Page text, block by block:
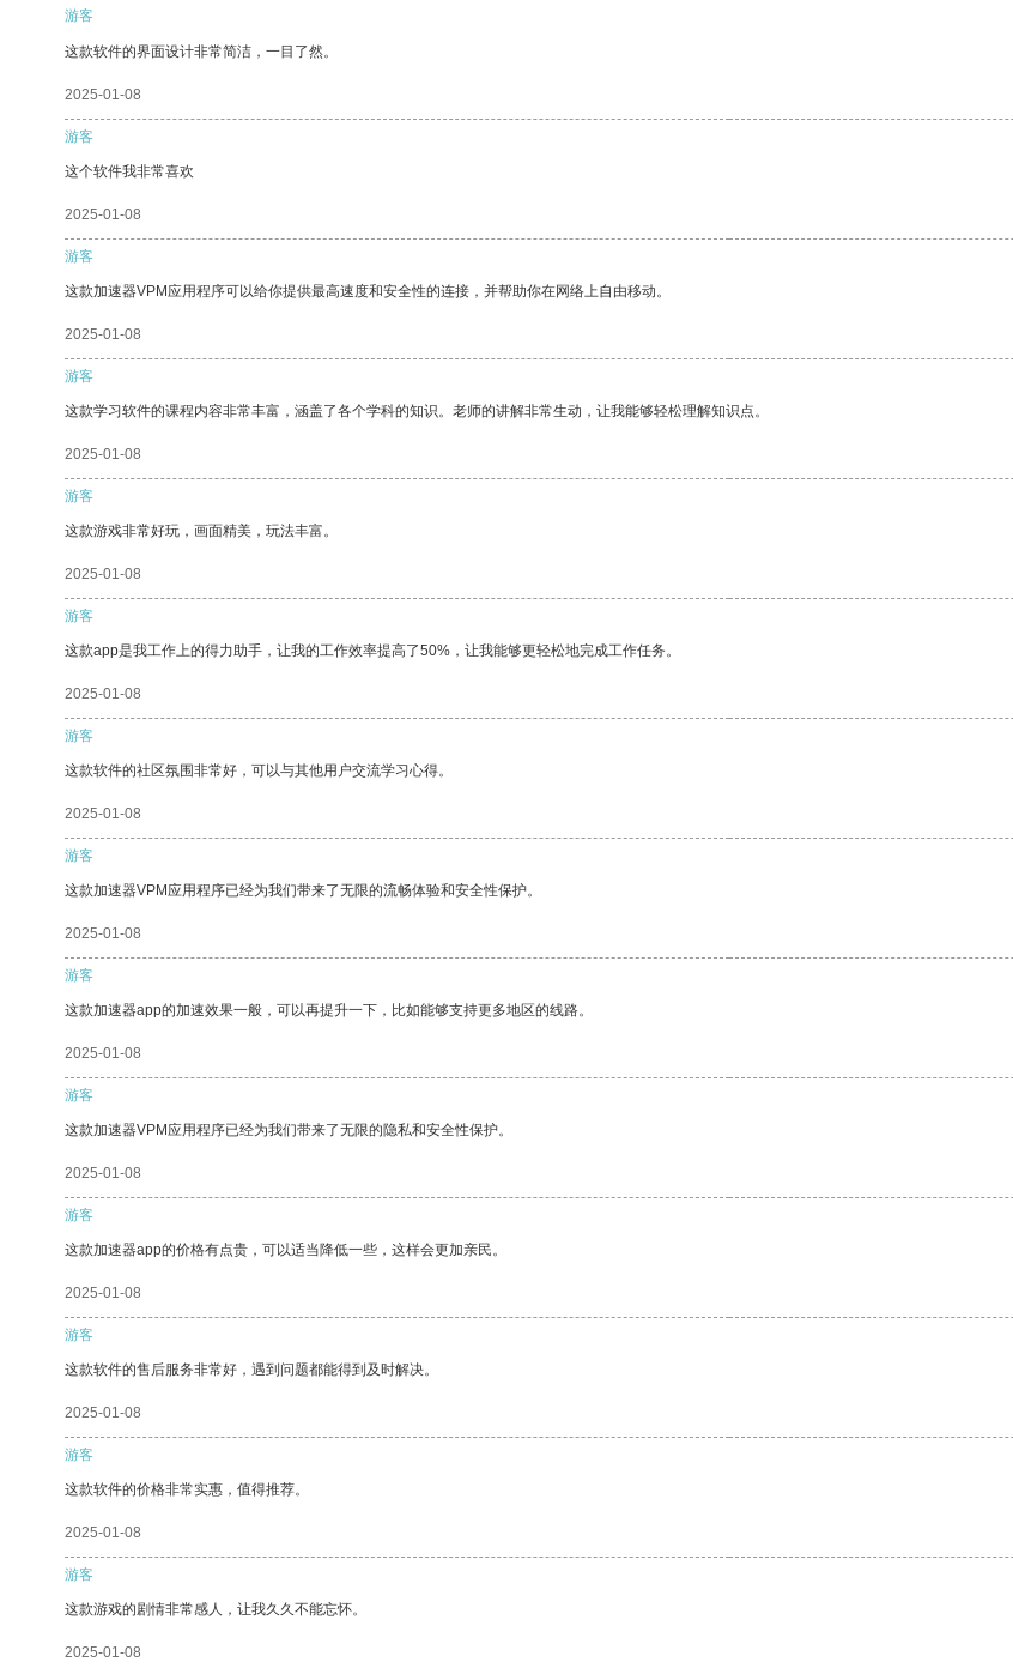
游客
这款软件的界面设计非常简洁，一目了然。
2025-01-08
游客
这个软件我非常喜欢
2025-01-08
游客
这款加速器VPM应用程序可以给你提供最高速度和安全性的连接，并帮助你在网络上自由移动。
2025-01-08
游客
这款学习软件的课程内容非常丰富，涵盖了各个学科的知识。老师的讲解非常生动，让我能够轻松理解知识点。
2025-01-08
游客
这款游戏非常好玩，画面精美，玩法丰富。
2025-01-08
游客
这款app是我工作上的得力助手，让我的工作效率提高了50%，让我能够更轻松地完成工作任务。
2025-01-08
游客
这款软件的社区氛围非常好，可以与其他用户交流学习心得。
2025-01-08
游客
这款加速器VPM应用程序已经为我们带来了无限的流畅体验和安全性保护。
2025-01-08
游客
这款加速器app的加速效果一般，可以再提升一下，比如能够支持更多地区的线路。
2025-01-08
游客
这款加速器VPM应用程序已经为我们带来了无限的隐私和安全性保护。
2025-01-08
游客
这款加速器app的价格有点贵，可以适当降低一些，这样会更加亲民。
2025-01-08
游客
这款软件的售后服务非常好，遇到问题都能得到及时解决。
2025-01-08
游客
这款软件的价格非常实惠，值得推荐。
2025-01-08
游客
这款游戏的剧情非常感人，让我久久不能忘怀。
2025-01-08